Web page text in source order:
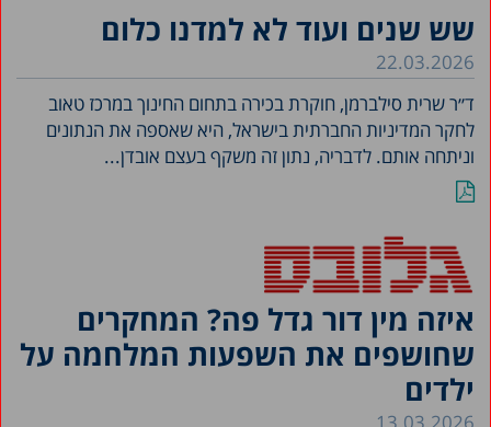
שש שנים ועוד לא למדנו כלום
22.03.2026
ד״ר שרית סילברמן, חוקרת בכירה בתחום החינוך במר­כז טאוב
לחקר המדיניות החברתית בישראל, היא שאספה את הנתונים
וניתחה אותם. לדבריה, נתון זה משקף בעצם אובדן...
איזה מין דור גדל פה? המחקרים
שחושפים את השפעות המלחמה על
ילדים
13.03.2026